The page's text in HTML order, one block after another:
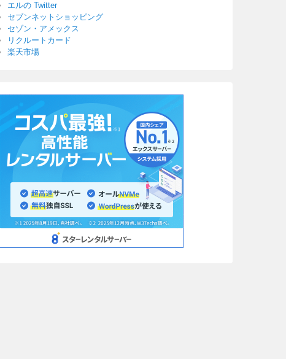
エルの Twitter
セブンネットショッピング
セゾン・アメックス
リクルートカード
楽天市場